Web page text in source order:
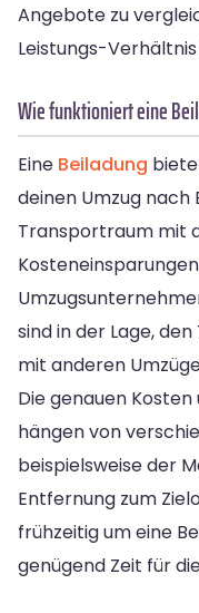
Angebote zu
Leistungs-
Wie funktioniert eine
Eine Beiladung
deinen Umzug
Transportraum mit
sind in der Lage,
mit anderen
Die genauen
hängen von
beispielsweise der
Entfernung zum
frühzeitig um eine
genügend Zeit für